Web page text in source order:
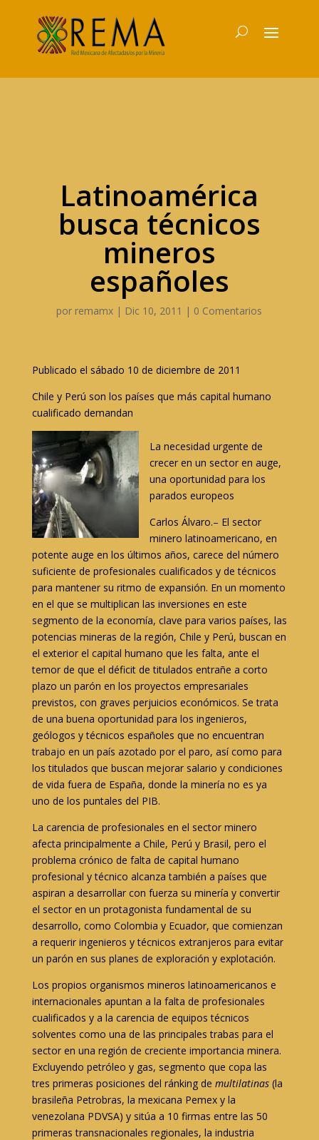
Latinoamérica
busca técnicos
mineros
españoles
por remamx | Dic 10, 2011 | 0 Comentarios
Publicado el sábado 10 de diciembre de 2011
Chile y Perú son los países que más capital humano
cualificado demandan
La necesidad urgente de
crecer en un sector en auge,
una oportunidad para los
parados europeos
Carlos Álvaro.– El sector
minero latinoamericano, en
potente auge en los últimos años, carece del número
suficiente de profesionales cualificados y de técnicos
para mantener su ritmo de expansión. En un momento
en el que se multiplican las inversiones en este
segmento de la economía, clave para varios países, las
potencias mineras de la región, Chile y Perú, buscan en
el exterior el capital humano que les falta, ante el
temor de que el déficit de titulados entrañe a corto
plazo un parón en los proyectos empresariales
previstos, con graves perjuicios económicos. Se trata
de una buena oportunidad para los ingenieros,
geólogos y técnicos españoles que no encuentran
trabajo en un país azotado por el paro, así como para
los titulados que buscan mejorar salario y condiciones
de vida fuera de España, donde la minería no es ya
uno de los puntales del PIB.
La carencia de profesionales en el sector minero
afecta principalmente a Chile, Perú y Brasil, pero el
problema crónico de falta de capital humano
profesional y técnico alcanza también a países que
aspiran a desarrollar con fuerza su minería y convertir
el sector en un protagonista fundamental de su
desarrollo, como Colombia y Ecuador, que comienzan
a requerir ingenieros y técnicos extranjeros para evitar
un parón en sus planes de exploración y explotación.
Los propios organismos mineros latinoamericanos e
internacionales apuntan a la falta de profesionales
cualificados y a la carencia de equipos técnicos
solventes como una de las principales trabas para el
sector en una región de creciente importancia minera.
Excluyendo petróleo y gas, segmento que copa las
tres primeras posiciones del ránking de multilatinas(la
brasileña Petrobras, la mexicana Pemex y la
venezolana PDVSA) y sitúa a 10 firmas entre las 50
primeras transnacionales regionales, la industria